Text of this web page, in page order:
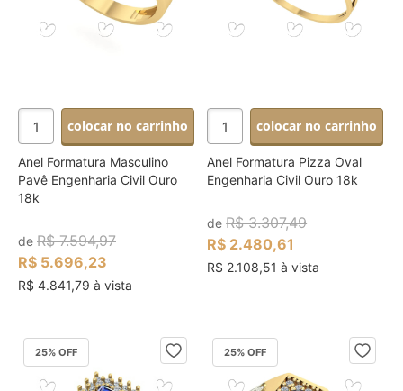
colocar no carrinho
Anel Formatura Masculino
Pavê Engenharia Civil Ouro
18k
de R$ 7.594,97
R$ 5.696,23
R$ 4.841,79 à vista
colocar no carrinho
Anel Formatura Pizza Oval
Engenharia Civil Ouro 18k
deR$ 3.307,49
R$ 2.480,61
R$ 2.108,51 à vista
25% OFF 25% OFF